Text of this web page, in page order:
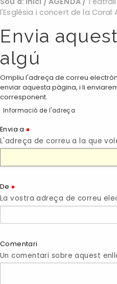
l'Església i concert de la Coral
Envia
algú
Ompliu l'adreça de correu
enviar aquesta pàgina, i li
corresponent.
Informació de l'adreça
Envia a
L'adreça de correu a la que
De
La vostra adreça de correu
Comentari
Un comentari sobre aquest